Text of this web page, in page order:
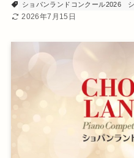
ショパンランドコンクール2026
2026年7月15日